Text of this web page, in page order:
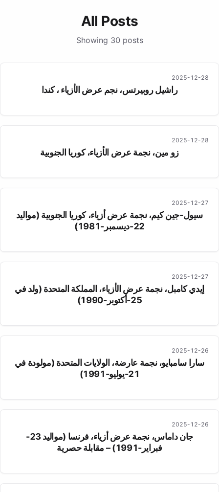
All Posts
Showing 30 posts
2025-12-28
راشيل روبيرتس، نجم عرض الأزياء ، كندا
2025-12-28
زو مين، نجمة عرض الأزياء، كوريا الجنوبية
2025-12-27
سيول-جين كيم، نجمة عرض أزياء، كوريا الجنوبية (مواليد
22-ديسمبر-1981)
2025-12-27
إيدي كامبل، نجمة عرض الأزياء، المملكة المتحدة (ولد في
25-أكتوبر-1990)
2025-12-26
سارا سامبايو، نجمة عارضة، الولايات المتحدة (مولودة في
21-يوليو-1991)
2025-12-26
جان داماس، نجمة عرض أزياء، فرنسا (مواليد 23-
فبراير-1991) – مقابلة حصرية